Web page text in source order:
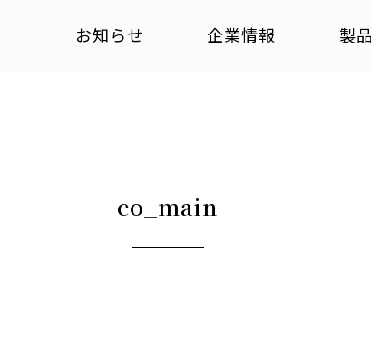
お知らせ 企業情報 製
co_main